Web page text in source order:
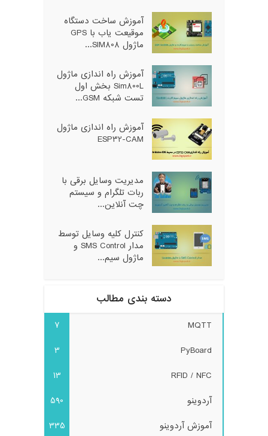
آموزش ساخت دستگاه
موقیعت یاب با GPS
ماژول SIM808...
آموزش راه اندازی ماژول
Sim800L بخش اول
تست شبکه GSM...
آموزش راه اندازی ماژول
ESP32-CAM
مدیریت وسایل برقی با
ربات تلگرام و سیستم
چت آنلاین...
کنترل کلیه وسایل توسط
مدار SMS Control و
ماژول سیم...
دسته بندی مطالب
MQTT
7
PyBoard
3
RFID / NFC
13
آردوینو
590
آموزش آردوینو
335